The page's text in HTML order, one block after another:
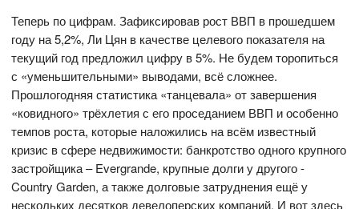
Теперь по цифрам. Зафиксировав рост ВВП в прошедшем
году на 5,2%, Ли Цян в качестве целевого показателя на
текущий год предложил цифру в 5%. Не будем торопиться
с «уменьшительными» выводами, всё сложнее.
Прошлогодняя статистика «танцевала» от завершения
«ковидного» трёхлетия с его проседанием ВВП и особенно
темпов роста, которые наложились на всём известный
кризис в сфере недвижимости: банкротство одного крупного
застройщика – Evergrande, крупные долги у другого -
Country Garden, а также долговые затруднения ещё у
нескольких десятков девелоперских компаний. И вот здесь